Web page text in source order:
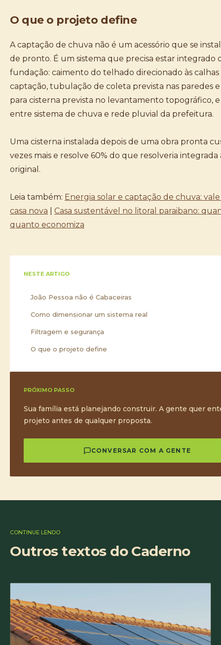
O que o projeto define
A captação de chuva não é um acessório que se
de pronto. É um sistema que precisa estar integrado
fundação: caimento do telhado direcionado às calhas
captação, tubulação de coleta prevista nas paredes e
para cisterna prevista no levantamento topográfico, e
entre sistema de chuva e rede pluvial da prefeitura.
Uma cisterna instalada depois de uma obra pronta
vezes mais e resolve 60% do que resolveria
original.
Leia também: Energia solar e captação de chuva:
casa nova
Casa sustentável no litoral paraibano:
quanto economiza
NESTE ARTIGO
João Pessoa não é Cabaceiras
Como dimensionar um sistema real
Filtragem e segurança
O que o projeto define
PRÓXIMO PASSO
Sua família está planejando construir. A gente quer
projeto antes de qualquer proposta.
CONVERSAR COM A GENTE
CONTINUE LENDO
Outros textos do Caderno